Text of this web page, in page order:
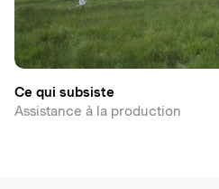
Ce qui subsiste
Assistance à la production